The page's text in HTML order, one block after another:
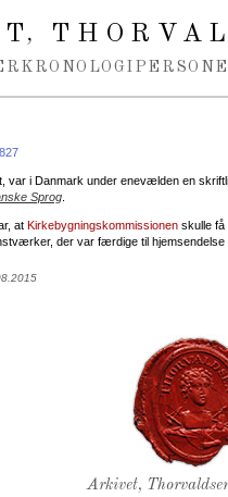
,
KRONOLOGI
var i Danmark under enevælden en
Sprog
at Kirkebygningskommissionen skulle få
der var færdige til hjemsendelse
Arkivet,